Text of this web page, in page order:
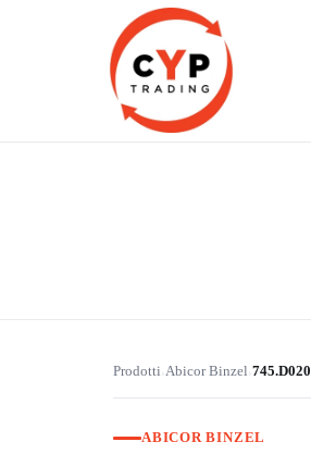
Prodotti›Abicor Binzel›745.D020
ABICOR BINZEL